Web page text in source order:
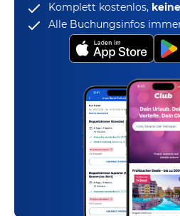
Komplett kostenlos,
Alle Buchungsinfos